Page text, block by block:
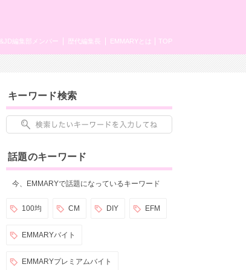
TOP
EMMARYとは
歴代編集長
編集部メンバー
キーワード検索
話題のキーワード
今、EMMARYで話題になっているキーワード
100均 CM DIY EFM
EMMARYバイト
EMMARYプレミアムバイト